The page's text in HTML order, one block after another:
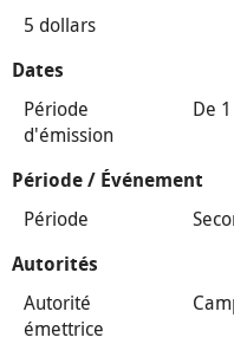
5 dollars
Dates
Période
d'émission
De
Période / Événement
Période
Autorités
Autorité
émettrice